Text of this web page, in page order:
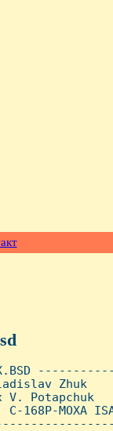
Zhuk
Potapchuk
168P-MOXA